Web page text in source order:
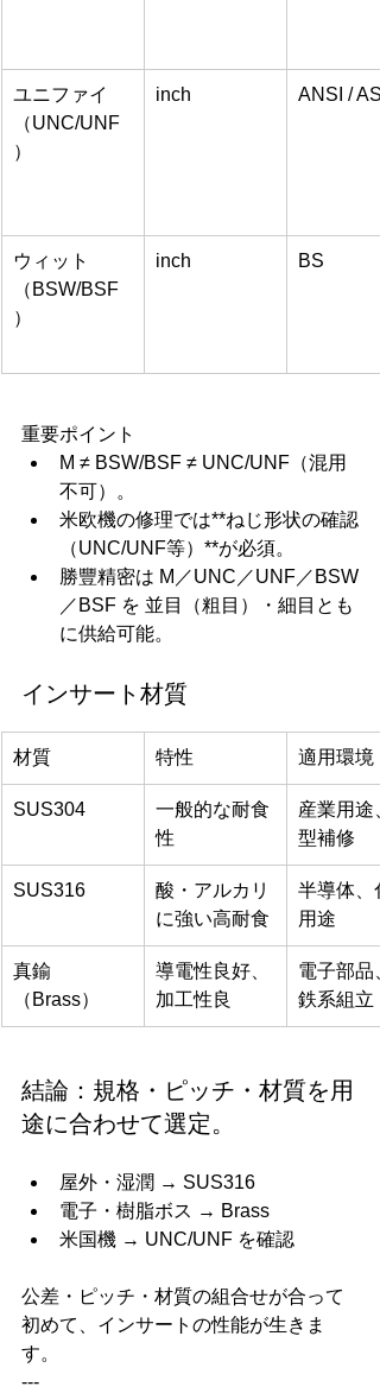
ユニファイ
（UNC/UNF
）
inch ANSI /
ウィット
（BSW/BSF
）
inch BS
重要ポイント
M ≠ BSW/BSF ≠ UNC/UNF（混用
不可）。
米欧機の修理では**ねじ形状の確認
（UNC/UNF等）**が必須。
勝豐精密は M／UNC／UNF／BSW
／BSF を 並目（粗目）・細目とも
に供給可能。
インサート材質
材質 特性 適用環境
SUS304
一般的な耐食
性
産業用途
型補修
SUS316
酸・アルカリ
に強い高耐食
半導体、
用途
真鍮
（Brass）
導電性良好、
加工性良
電子部品
鉄系組立
結論：規格・ピッチ・材質を用
途に合わせて選定。
屋外・湿潤 → SUS316
電子・樹脂ボス → Brass
米国機 → UNC/UNF を確認
公差・ピッチ・材質の組合せが合って
初めて、インサートの性能が生きま
す。
---